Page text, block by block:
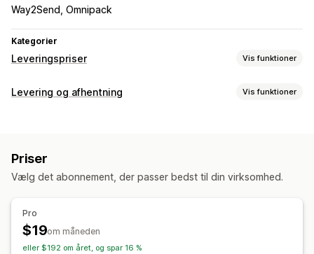
Way2Send, Omnipack
Kategorier
Leveringspriser Vis funktioner
Beregning af pris
Flere zoner
Leveringstidspunkt
Valgmuligheder for omdøbning
Flere sprog
Multivaluta Tilpassede regler
Levering og afhentning Vis funktioner
Priser
Vælg det abonnement, der passer bedst til din virksomhed.
Pro
$19om måneden
eller $192 om året, og spar 16 %